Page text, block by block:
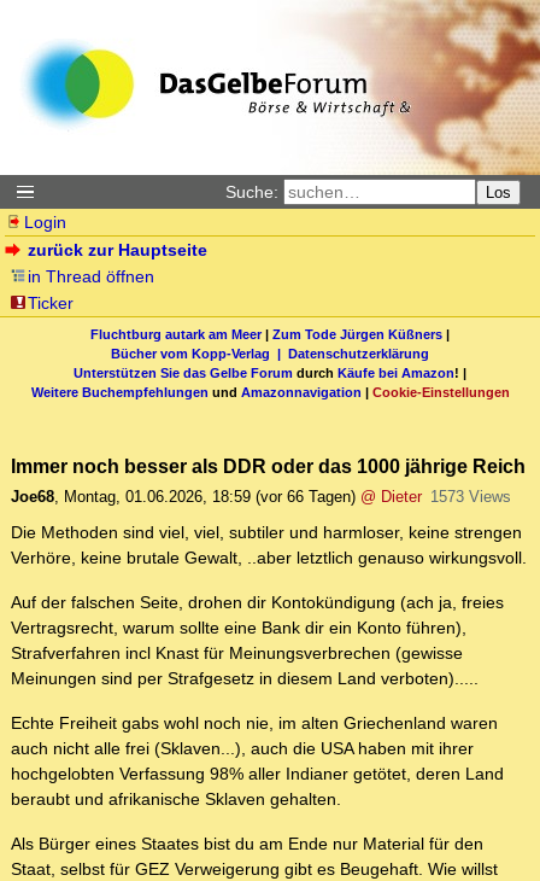
Suche: Los
Login
zurück zur Hauptseite
in Thread öffnen
Ticker
Fluchtburg autark am Meer| Zum Tode Jürgen Küßners |
Bücher vom Kopp-Verlag | Datenschutzerklärung
Unterstützen Sie das Gelbe Forum durch Käufe bei Amazon! |
Weitere Buchempfehlungen und Amazonnavigation | Cookie-Einstellungen
Immer noch besser als DDR oder das 1000 jährige Reich
Joe68, Montag, 01.06.2026, 18:59 (vor 66 Tagen) @ Dieter 1573 Views
Die Methoden sind viel, viel, subtiler und harmloser, keine strengen
Verhöre, keine brutale Gewalt, ..aber letztlich genauso wirkungsvoll.
Auf der falschen Seite, drohen dir Kontokündigung (ach ja, freies
Vertragsrecht, warum sollte eine Bank dir ein Konto führen),
Strafverfahren incl Knast für Meinungsverbrechen (gewisse
Meinungen sind per Strafgesetz in diesem Land verboten).....
Echte Freiheit gabs wohl noch nie, im alten Griechenland waren
auch nicht alle frei (Sklaven...), auch die USA haben mit ihrer
hochgelobten Verfassung 98% aller Indianer getötet, deren Land
beraubt und afrikanische Sklaven gehalten.
Als Bürger eines Staates bist du am Ende nur Material für den
Staat, selbst für GEZ Verweigerung gibt es Beugehaft. Wie willst